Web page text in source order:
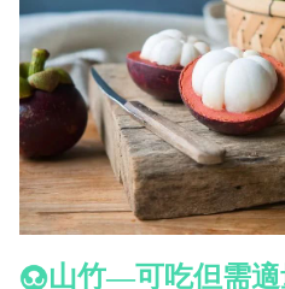
山竹—可吃但需適